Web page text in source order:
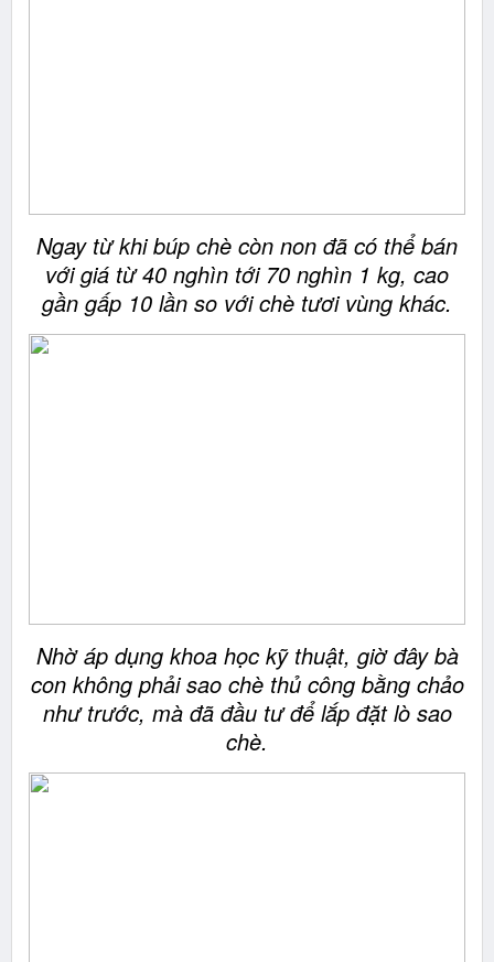
Ngay từ khi búp chè còn non đã có thể bán
với giá từ 40 nghìn tới 70 nghìn 1 kg, cao
gần gấp 10 lần so với chè tươi vùng khác.
Nhờ áp dụng khoa học kỹ thuật, giờ đây bà
con không phải sao chè thủ công bằng chảo
như trước, mà đã đầu tư để lắp đặt lò sao
chè.